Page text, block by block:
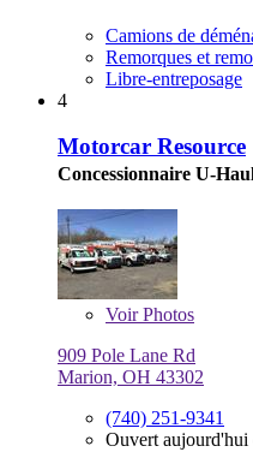
Camions de
Remorques et
Libre-entreposage
4
Motorcar Resource
Concessionnaire U-
VoirPhotos
909 Pole Lane Rd
Marion, OH 43302
(740) 251-9341
Ouvert aujourd'hui